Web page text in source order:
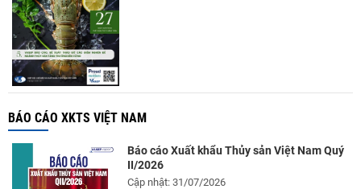
BÁO CÁO XKTS VIỆT NAM
Báo cáo Xuất khẩu Thủy sản Việt Nam Quý
II/2026
Cập nhật: 31/07/2026